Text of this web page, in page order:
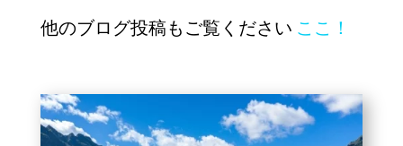
他のブログ投稿もご覧ください ここ！